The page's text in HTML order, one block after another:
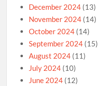
December 2024 (13)
November 2024 (14)
October 2024 (14)
September 2024 (15)
August 2024 (11)
July 2024 (10)
June 2024 (12)